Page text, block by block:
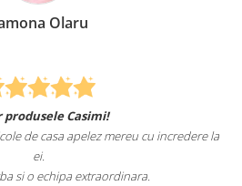
Olaru
produsele Casimi!
de casa apelez mereu cu incredere la
ei.
si o echipa extraordinara.